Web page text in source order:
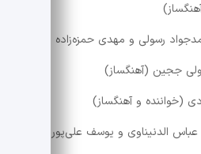
رسولی و مهدی حمزه‌زاده
ججین (آهنگساز)
(خواننده و آهنگساز)
الدنیناوی و یوسف علی‌پور